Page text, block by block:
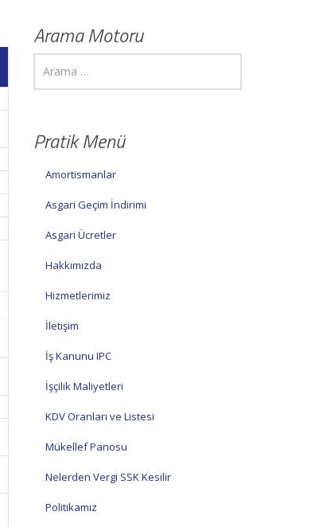
Arama Motoru
Pratik Menü
Amortismanlar
Asgari Geçim İndirimi
Asgari Ücretler
Hakkımızda
Hizmetlerimiz
İletişim
İş Kanunu IPC
İşçilik Maliyetleri
KDV Oranları ve Listesi
Mükellef Panosu
Nelerden Vergi SSK Kesilir
Politikamız